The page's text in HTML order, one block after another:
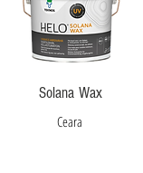
Solana Wax
Ceara